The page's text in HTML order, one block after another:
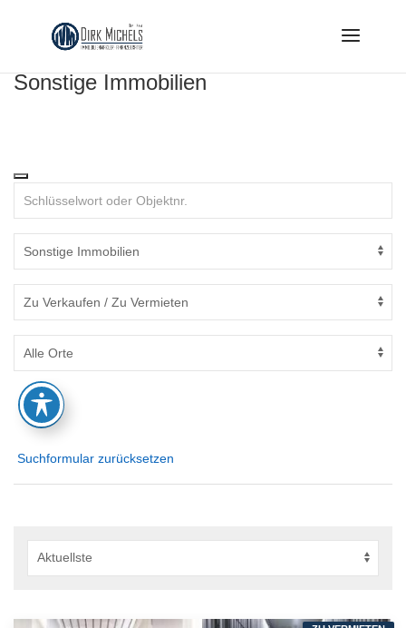
content
Sonstige Immobilien
Suchformular zurücksetzen